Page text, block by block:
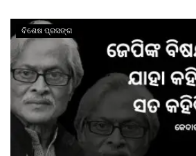
ବିଶେଷ ପ୍ରସଙ୍ଗ